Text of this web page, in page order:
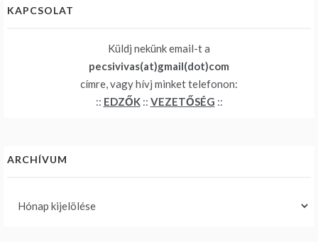
KAPCSOLAT
Küldj nekünk email-t a
pecsivivas(at)gmail(dot)com
címre, vagy hívj minket telefonon:
:: EDZŐK:: VEZETŐSÉG ::
ARCHÍVUM